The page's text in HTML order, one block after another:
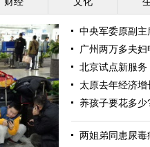
中央军委原副
广州两万多夫妇
北京试点新服
太原去年经济
养孩子要花多
两姐弟同患尿